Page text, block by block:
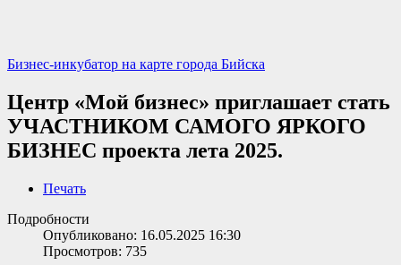
Бизнес-инкубатор на карте города Бийска
Центр «Мой бизнес» приглашает стать
УЧАСТНИКОМ САМОГО ЯРКОГО
БИЗНЕС проекта лета 2025.
Печать
Подробности
Опубликовано: 16.05.2025 16:30
Просмотров: 735